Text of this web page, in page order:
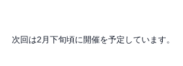
次回は2月下旬頃に開催を予定しています。